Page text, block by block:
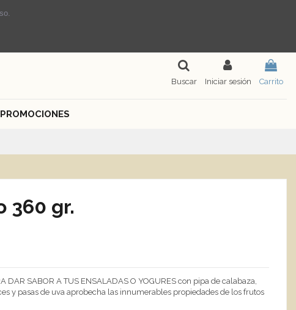
Buscar Iniciar sesión Carrito
PROMOCIONES
360 gr.
DAR SABOR A TUS ENSALADAS O YOGURES con pipa de calabaza,
y pasas de uva aprobecha las innumerables propiedades de los frutos